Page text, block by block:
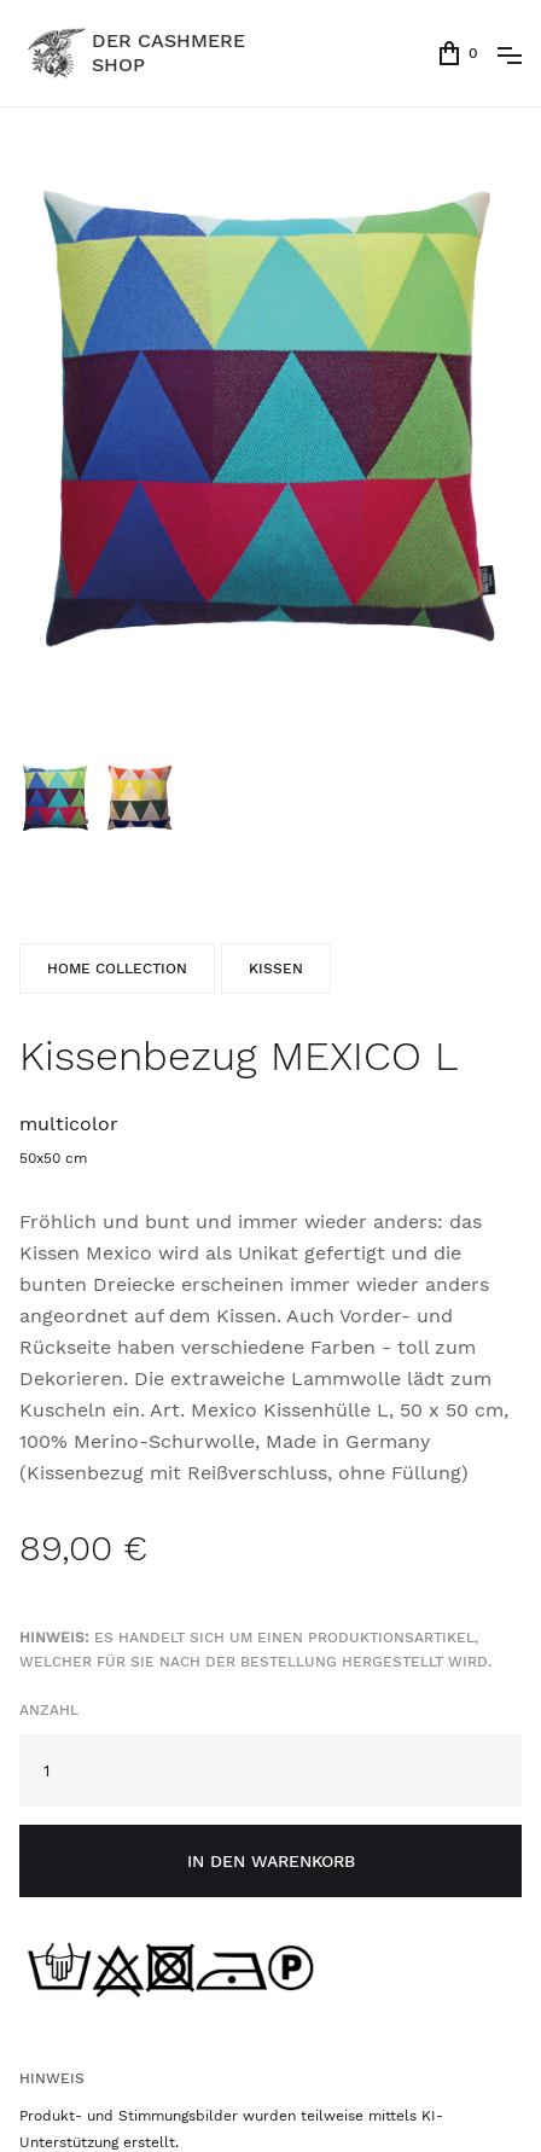
DER CASHMERE
SHOP
0
HOME COLLECTION KISSEN
Kissenbezug MEXICO L
multicolor
50x50 cm
Fröhlich und bunt und immer wieder anders: das
Kissen Mexico wird als Unikat gefertigt und die
bunten Dreiecke erscheinen immer wieder anders
angeordnet auf dem Kissen. Auch Vorder- und
Rückseite haben verschiedene Farben - toll zum
Dekorieren. Die extraweiche Lammwolle lädt zum
Kuscheln ein. Art. Mexico Kissenhülle L, 50 x 50 cm,
100% Merino-Schurwolle, Made in Germany
(Kissenbezug mit Reißverschluss, ohne Füllung)
89,00 €
HINWEIS: ES HANDELT SICH UM EINEN PRODUKTIONSARTIKEL,
WELCHER FÜR SIE NACH DER BESTELLUNG HERGESTELLT WIRD.
ANZAHL
IN DEN WARENKORB
HINWEIS
Produkt- und Stimmungsbilder wurden teilweise mittels KI-
Unterstützung erstellt.